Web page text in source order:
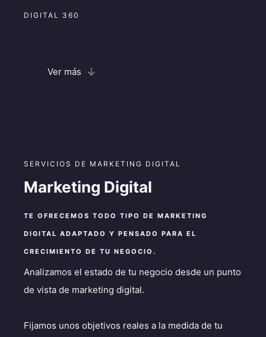
DIGITAL 360
Ver más
SERVICIOS DE MARKETING DIGITAL
Marketing Digital
TE OFRECEMOS TODO TIPO DE MARKETING
DIGITAL ADAPTADO Y PENSADO PARA EL
CRECIMIENTO DE TU NEGOCIO.
Analizamos el estado de tu negocio desde un punto
de vista de marketing digital.
Fijamos unos objetivos reales a la medida de tu